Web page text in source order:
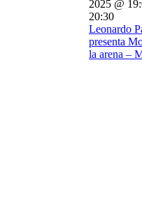
2025 @
20:30
Leonardo
presenta
la arena –